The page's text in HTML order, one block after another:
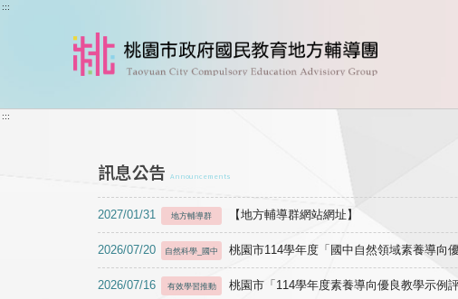
跳到主要內容
:::
:::
訊息公告 Announcements
2027/01/31 地方輔導群 【地方輔導群網站網址】
2026/07/20 自然科學_國中 桃園市114學年度「國中自然領域素養導向
2026/07/16 有效學習推動 桃園市「114學年度素養導向優良教學示例